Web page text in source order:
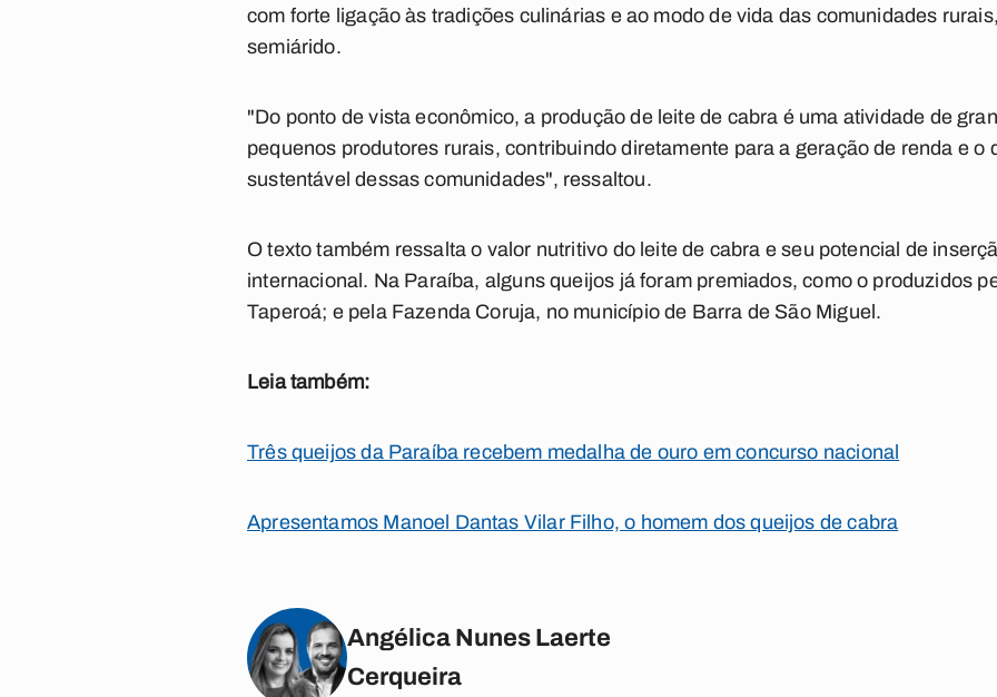
com forte ligação às tradições culinárias e ao modo de vida das comunidades
semiárido.
"Do ponto de vista econômico, a produção de leite de cabra é uma atividade de
pequenos produtores rurais, contribuindo diretamente para a geração de renda e o
sustentável dessas comunidades", ressaltou.
O texto também ressalta o valor nutritivo do leite de cabra e seu potencial de
internacional. Na Paraíba, alguns queijos já foram premiados, como o produzidos
Taperoá; e pela Fazenda Coruja, no município de Barra de São Miguel.
Leia também:
Três queijos da Paraíba recebem medalha de ouro em concurso nacional
Apresentamos Manoel Dantas Vilar Filho, o homem dos queijos de cabra
Angélica Nunes Laerte
Cerqueira